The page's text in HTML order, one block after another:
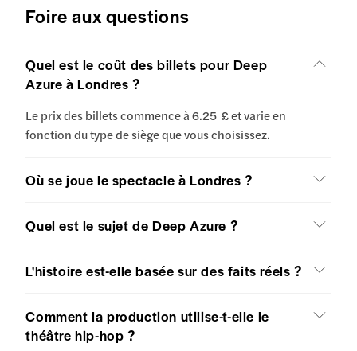
Foire aux questions
Quel est le coût des billets pour Deep
Azure à Londres ?
Le prix des billets commence à 6.25 £ et varie en
fonction du type de siège que vous choisissez.
Où se joue le spectacle à Londres ?
Quel est le sujet de Deep Azure ?
L'histoire est-elle basée sur des faits réels ?
Comment la production utilise-t-elle le
théâtre hip-hop ?